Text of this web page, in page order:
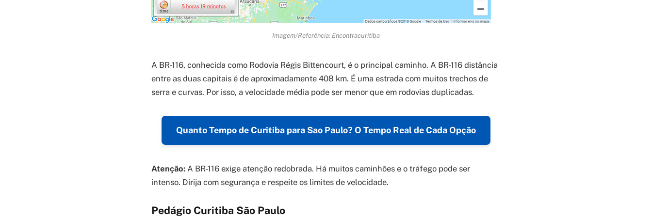
Imagem/Referência: Encontracuritiba
A BR-116, conhecida como Rodovia Régis Bittencourt, é o principal caminho. A BR-116 distância
entre as duas capitais é de aproximadamente 408 km. É uma estrada com muitos trechos de
serra e curvas. Por isso, a velocidade média pode ser menor que em rodovias duplicadas.
Quanto Tempo de Curitiba para Sao Paulo? O Tempo Real de Cada Opção
Atenção: A BR-116 exige atenção redobrada. Há muitos caminhões e o tráfego pode ser
intenso. Dirija com segurança e respeite os limites de velocidade.
Pedágio Curitiba São Paulo